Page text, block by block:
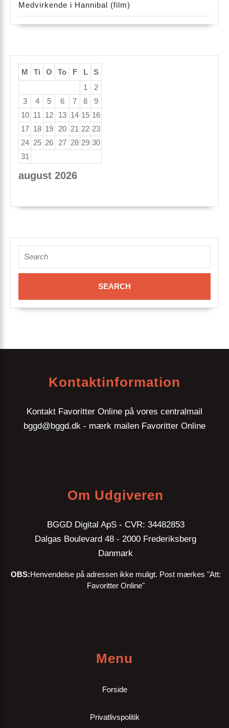
Medvirkende i Hannibal (film)
august 2026
M Ti O To F L
S
1
2
3
4 5 6 7 8
9
10 11 12 13 14 15 16
17 18 19 20 21 22 23
24 25 26 27 28 29 30
31
for:
Kontaktinformation
Kontakt Favoritter Online på vores centralmail
bggd@bggd.dk - mærk mailen Favoritter Online
Om Udgiveren
BGGD Digital ApS - CVR: 34482853
Dalgas Boulevard 48 - 2000 Frederiksberg
Danmark
OBS:Henvendelse på adressen ikke muligt. Post mærkes "Att:
Favoritter Online"
Menu
Forside
Privatlivspolitik